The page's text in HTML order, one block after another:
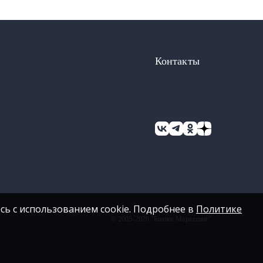
Контакты
с использованием cookie. Подробнее в Политике